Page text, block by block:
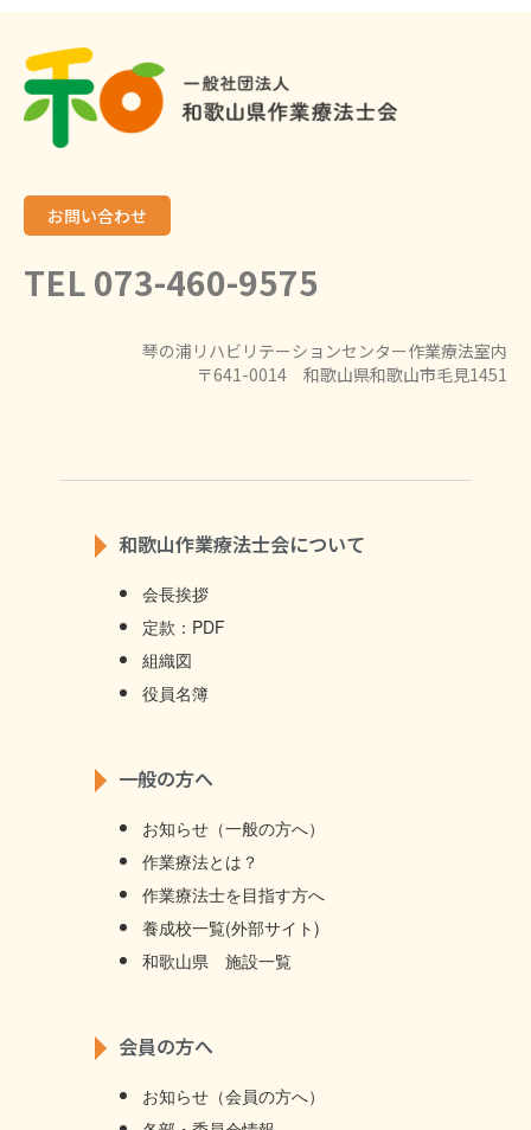
お問い合わせ
TEL 073-460-9575
琴の浦リハビリテーションセンター作業療法室内
〒641-0014 和歌山県和歌山市毛見1451
和歌山作業療法士会について
会長挨拶
定款：PDF
組織図
役員名簿
一般の方へ
お知らせ（一般の方へ）
作業療法とは？
作業療法士を目指す方へ
養成校一覧(外部サイト)
和歌山県 施設一覧
会員の方へ
お知らせ（会員の方へ）